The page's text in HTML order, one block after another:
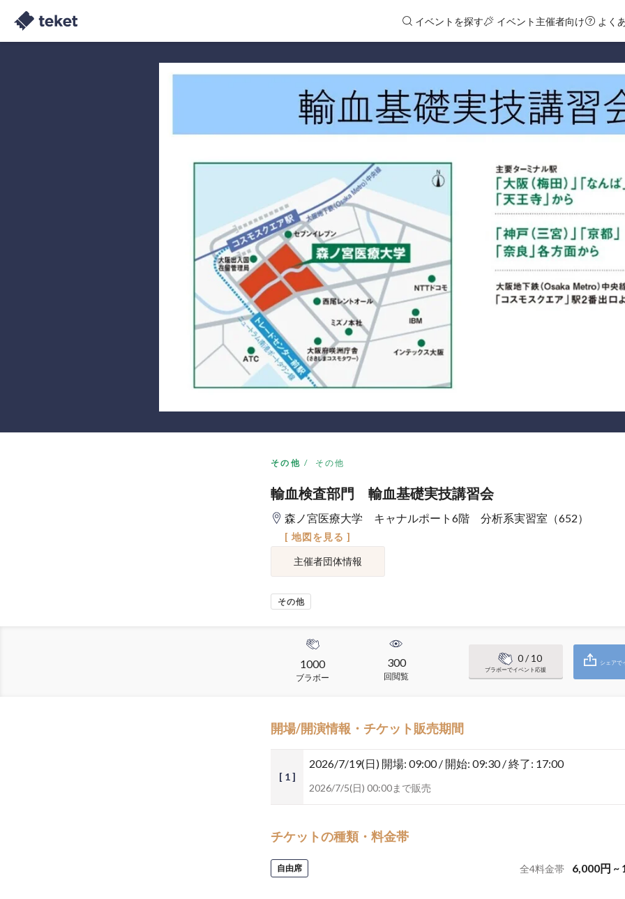
イベントを探す イベント主催者向け よく
その他 その他
輸血検査部門 輸血基礎実技講習会
森ノ宮医療大学 キャナルポート6階 分析系実習室（652）
[ 地図を見る ]
主催者団体情報
その他
1000
ブラボー
300
回閲覧
0/ 10
ブラボーでイベント応援
シェアで
開場/開演情報・チケット販売期間
[ 1 ]
2026/7/19(日) 開場: 09:00 / 開始: 09:30 / 終了: 17:00
2026/7/5(日) 00:00まで販売
チケットの種類・料金帯
自由席 全4料金帯 6,000円 ~